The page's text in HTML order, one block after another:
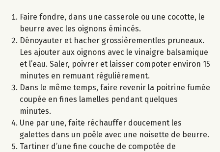
Faire fondre, dans une casserole ou une cocotte, le
beurre avec les oignons émincés.
Dénoyauter et hacher grossièrementles pruneaux.
Les ajouter aux oignons avec le vinaigre balsamique
et l’eau. Saler, poivrer et laisser compoter environ 15
minutes en remuant régulièrement.
Dans le même temps, faire revenir la poitrine fumée
coupée en fines lamelles pendant quelques
minutes.
Une par une, faite réchauffer doucement les
galettes dans un poêle avec une noisette de beurre.
Tartiner d’une fine couche de compotée de